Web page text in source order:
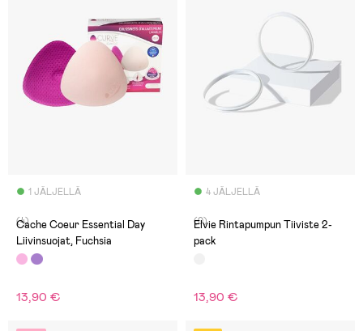
1 JÄLJELLÄ
(4)
Cache Coeur Essential Day
Liivinsuojat, Fuchsia
13,90 €
4 JÄLJELLÄ
(0)
Elvie Rintapumpun Tiiviste 2-
pack
13,90 €